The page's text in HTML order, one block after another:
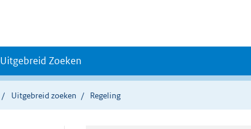
Uitgebreid Zoeken
Uitgebreid zoeken Regeling